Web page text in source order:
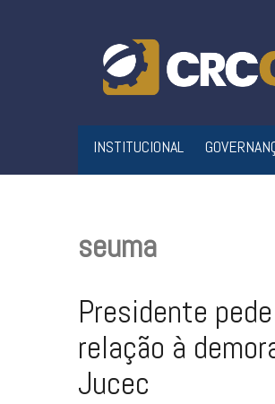
INSTITUCIONAL
seuma
Presidente
relação à
Jucec